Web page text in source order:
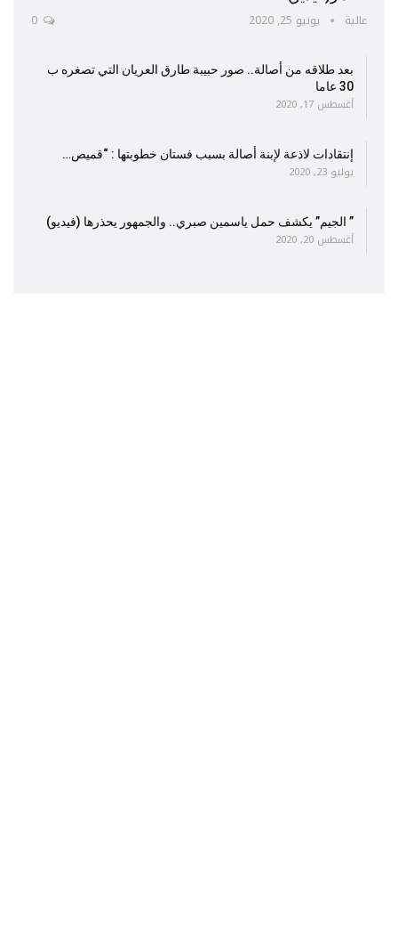
عالية يونيو 25, 2020
بعد طلاقه من أصالة.. صور حبيبة طارق العريان التي تصغره ب
30 عاما
أغسطس 17, 2020
إنتقادات لاذعة لإبنة أصالة بسبب فستان خطوبتها : “قميص…
يوليو 23, 2020
” الجيم” يكشف حمل ياسمين صبري.. والجمهور يحذرها (فيديو)
أغسطس 20, 2020